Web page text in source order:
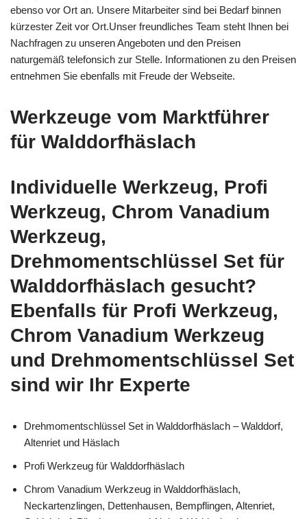
ebenso vor Ort an. Unsere Mitarbeiter sind bei Bedarf binnen
kürzester Zeit vor Ort.Unser freundliches Team steht Ihnen bei
Nachfragen zu unseren Angeboten und den Preisen
naturgemäß telefonsich zur Stelle. Informationen zu den Preisen
entnehmen Sie ebenfalls mit Freude der Webseite.
Werkzeuge vom Marktführer
für Walddorfhäslach
Individuelle Werkzeug, Profi
Werkzeug, Chrom Vanadium
Werkzeug,
Drehmomentschlüssel Set für
Walddorfhäslach gesucht?
Ebenfalls für Profi Werkzeug,
Chrom Vanadium Werkzeug
und Drehmomentschlüssel Set
sind wir Ihr Experte
Drehmomentschlüssel Set in Walddorfhäslach – Walddorf,
Altenriet und Häslach
Profi Werkzeug für Walddorfhäslach
Chrom Vanadium Werkzeug in Walddorfhäslach,
Neckartenzlingen, Dettenhausen, Bempflingen, Altenriet,